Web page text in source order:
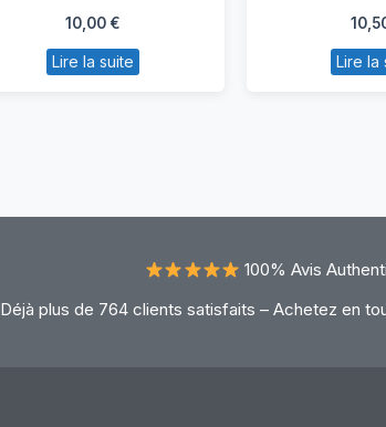
Toshiba
HDD
10,00 €
Lire la suite Lire la
100% Avis
Déjà plus de 764 clients satisfaits – Achetez en